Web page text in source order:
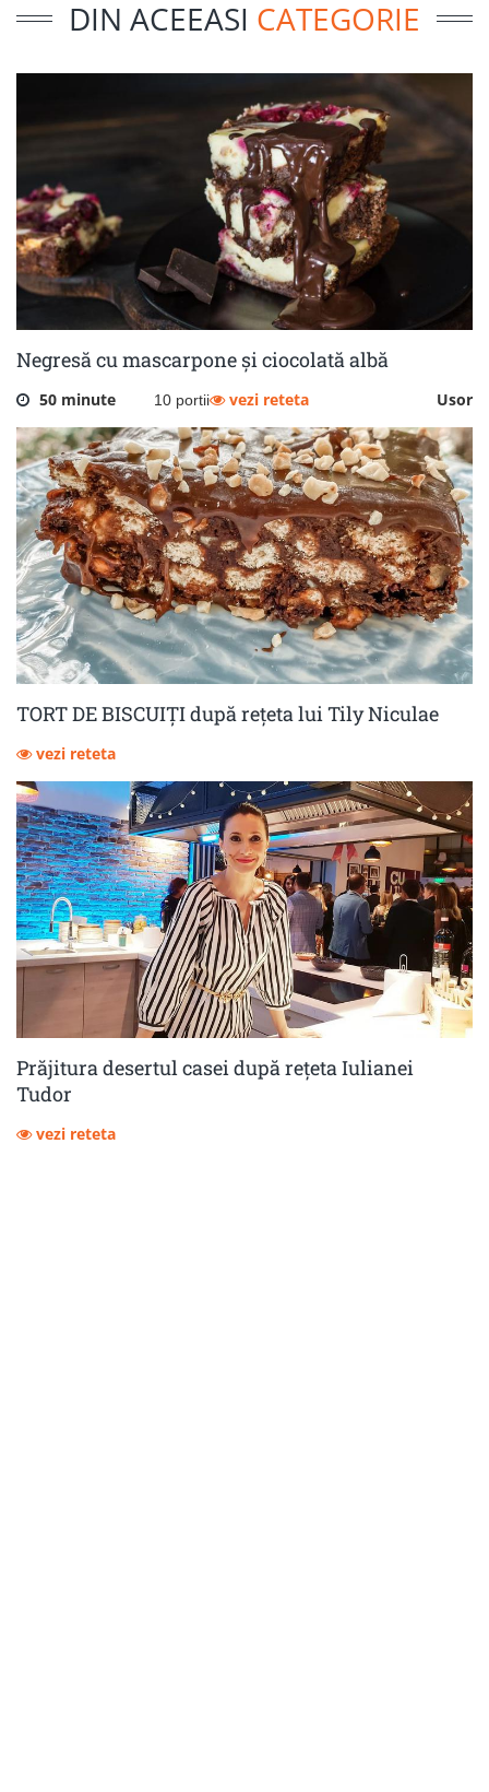
DIN ACEEASI CATEGORIE
Negresă cu mascarpone și ciocolată albă
50 minute 10 portii Usor
vezi reteta
TORT DE BISCUIȚI după rețeta lui Tily Niculae
vezi reteta
Prăjitura desertul casei după rețeta Iulianei
Tudor
vezi reteta